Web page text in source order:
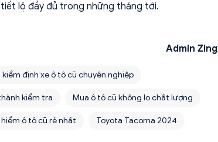
lộ đầy đủ trong những tháng tới.
Admin
kiểm định xe ô tô cũ chuyên nghiệp
kiểm tra Mua ô tô cũ không lo chất lượng
hiểm ô tô cũ rẻ nhất Toyota Tacoma 2024